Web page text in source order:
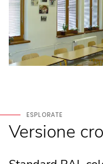
ESPLORATE
Versione